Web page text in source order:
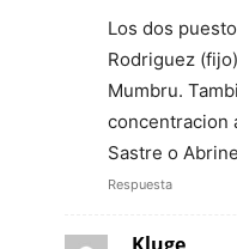
Los dos
Rodriguez
Mumbru.
concentracion
Sastre o
Respuesta